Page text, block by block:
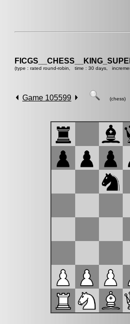
(type : rated round-robin, time : 30 days,
Game 105599 (chess)